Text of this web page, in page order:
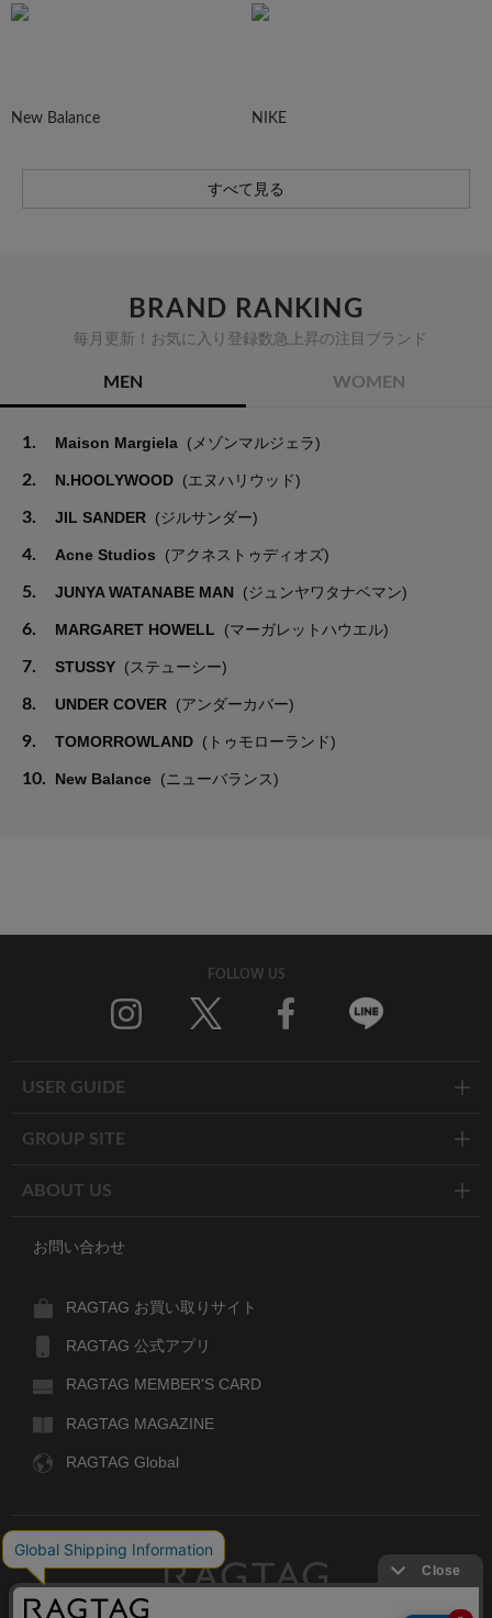
New Balance NIKE
すべて見る
BRAND RANKING
毎月更新！お気に入り登録数急上昇の注目ブランド
MEN WOMEN
1. Maison Margiela (メゾンマルジェラ)
2. N.HOOLYWOOD (エヌハリウッド)
3. JIL SANDER (ジルサンダー)
4. Acne Studios (アクネストゥディオズ)
5. JUNYA WATANABE MAN (ジュンヤワタナベマン)
6. MARGARET HOWELL (マーガレットハウエル)
7. STUSSY (ステューシー)
8. UNDER COVER (アンダーカバー)
9. TOMORROWLAND (トゥモローランド)
10. New Balance (ニューバランス)
FOLLOW US
USER GUIDE
GROUP SITE
ABOUT US
お問い合わせ
RAGTAG お買い取りサイト
RAGTAG 公式アプリ
RAGTAG MEMBER'S CARD
RAGTAG MAGAZINE
RAGTAG Global
デザイナーズブランドのユーズド・セレクトショップ